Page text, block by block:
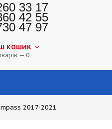
33 17
42 55
47 97
КОШИК
— 0
2017-2021